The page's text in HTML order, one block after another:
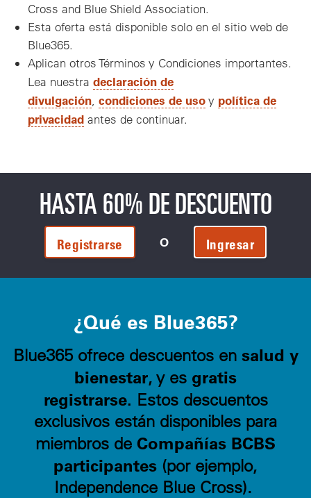
Cross and Blue Shield Association.
Esta oferta está disponible solo en el sitio web de
Blue365.
Aplican otros Términos y Condiciones importantes.
Lea nuestra declaración de
divulgación condiciones de usoy política de
privacidad antes de continuar.
HASTA 60% DE DESCUENTO
Registrarse O Ingresar
¿Qué es Blue365?
Blue365 ofrece descuentos en salud y
bienestar, y es gratis
registrarse. Estos descuentos
exclusivos están disponibles para
miembros de Compañías BCBS
participantes (por ejemplo,
Independence Blue Cross).